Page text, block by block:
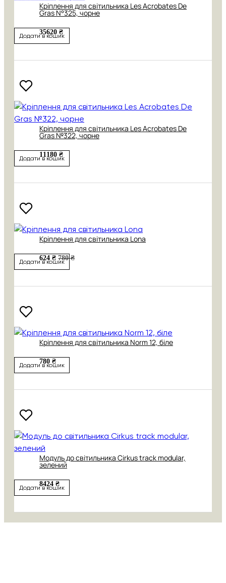
Кріплення для світильника Les Acrobates De
Gras N°325, чорне
35620 ₴
Додати в кошик
Кріплення для світильника Les Acrobates De
Gras №322, чорне
11180 ₴
Додати в кошик
Кріплення для світильника Lona
624 ₴ 780 ₴
Додати в кошик
Кріплення для світильника Norm 12, біле
780 ₴
Додати в кошик
Модуль до світильника Cirkus track modular,
зелений
8424 ₴
Додати в кошик